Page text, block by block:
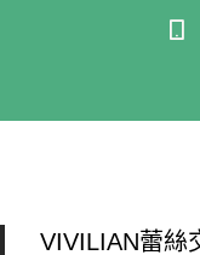
VIVILIAN蕾絲